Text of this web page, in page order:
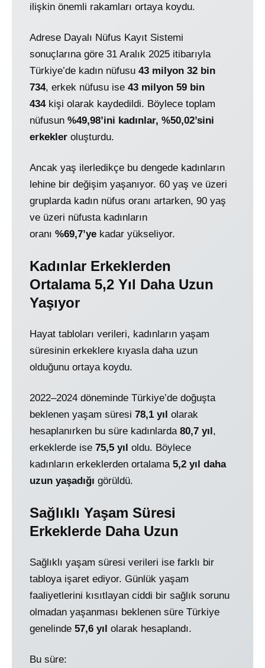
ilişkin önemli rakamları ortaya koydu.
Adrese Dayalı Nüfus Kayıt Sistemi
sonuçlarına göre 31 Aralık 2025 itibarıyla
Türkiye’de kadın nüfusu 43 milyon 32 bin
734, erkek nüfusu ise 43 milyon 59 bin
434kişi olarak kaydedildi. Böylece toplam
nüfusun %49,98’ini kadınlar, %50,02’sini
erkekler oluşturdu.
Ancak yaş ilerledikçe bu dengede kadınların
lehine bir değişim yaşanıyor. 60 yaş ve üzeri
gruplarda kadın nüfus oranı artarken, 90 yaş
ve üzeri nüfusta kadınların
oranı %69,7’ye kadar yükseliyor.
Kadınlar Erkeklerden
Ortalama 5,2 Yıl Daha Uzun
Yaşıyor
Hayat tabloları verileri, kadınların yaşam
süresinin erkeklere kıyasla daha uzun
olduğunu ortaya koydu.
2022–2024 döneminde Türkiye’de doğuşta
beklenen yaşam süresi 78,1 yıl olarak
hesaplanırken bu süre kadınlarda 80,7 yıl,
erkeklerde ise 75,5 yıl oldu. Böylece
kadınların erkeklerden ortalama 5,2 yıl daha
uzun yaşadığı görüldü.
Sağlıklı Yaşam Süresi
Erkeklerde Daha Uzun
Sağlıklı yaşam süresi verileri ise farklı bir
tabloya işaret ediyor. Günlük yaşam
faaliyetlerini kısıtlayan ciddi bir sağlık sorunu
olmadan yaşanması beklenen süre Türkiye
genelinde 57,6 yıl olarak hesaplandı.
Bu süre: